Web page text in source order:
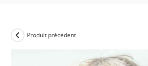
Produit précédent